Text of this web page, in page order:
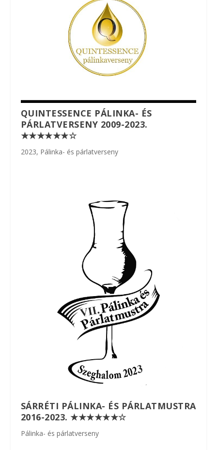
QUINTESSENCE PÁLINKA- ÉS
PÁRLATVERSENY 2009-2023.
★★★★★★☆
2023, Pálinka- és párlatverseny
SÁRRÉTI PÁLINKA- ÉS PÁRLATMUSTRA
2016-2023. ★★★★★★☆
Pálinka- és párlatverseny